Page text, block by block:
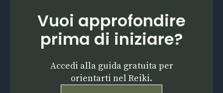
Vuoi approfondire
prima di iniziare?
Accedi alla guida gratuita per
orientarti nel Reiki.